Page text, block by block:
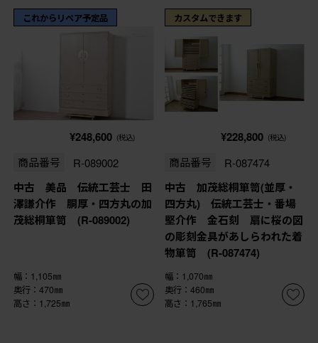
これからリペア予定品
¥248,600 (税込)
商品番号 R-089002
中古 美品 伝統工芸士 田
澤謙介作 胴厚・四方丸の加
茂総桐箪笥 (R-089002)
幅：1,105㎜
奥行：470㎜
高さ：1,725㎜
カスタムできます
¥228,800 (税込)
商品番号 R-087474
中古 加茂総桐箪笥(並厚・
四方丸) 伝統工芸士・番場
堅介作 金石刻 扇に桜の図
の彫刻金具があしらわれた着
物箪笥 (R-087474)
幅：1,070㎜
奥行：460㎜
高さ：1,765㎜